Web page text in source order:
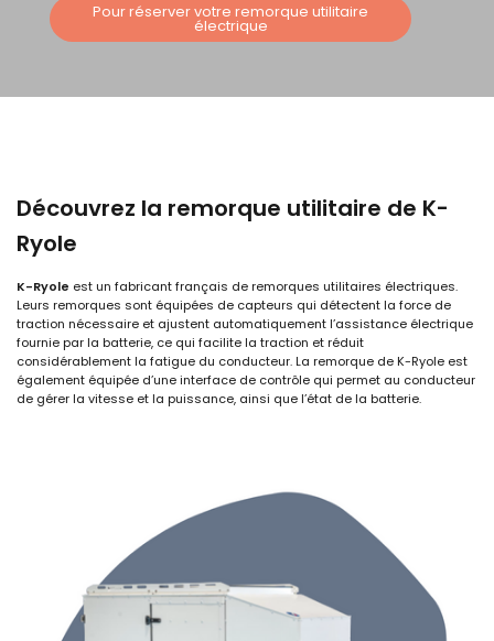
Pour réserver votre remorque utilitaire
électrique
Découvrez la remorque utilitaire de K-
Ryole
K-Ryole est un fabricant français de remorques utilitaires électriques.
Leurs remorques sont équipées de capteurs qui détectent la force de
traction nécessaire et ajustent automatiquement l’assistance électrique
fournie par la batterie, ce qui facilite la traction et réduit
considérablement la fatigue du conducteur. La remorque de K-Ryole est
également équipée d’une interface de contrôle qui permet au conducteur
de gérer la vitesse et la puissance, ainsi que l’état de la batterie.